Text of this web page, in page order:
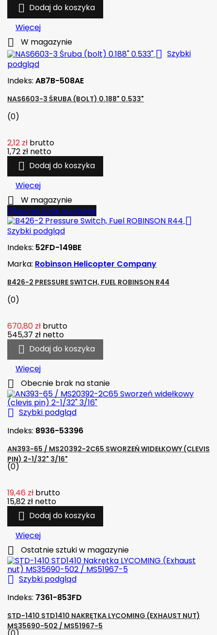
 Dodaj do koszyka
Więcej
 W magazynie
 Szybki
podgląd
Indeks: AB7B-508AE
NAS6603-3 ŚRUBA (BOLT) 0.188" 0.533"
(0)
2,12 zł brutto
1,72 zł netto
 Dodaj do koszyka
Więcej

W magazynie
Obecnie brak na stanie

Szybki podgląd
Indeks: 52FD-149BE
Marka: Robinson Helicopter Company
B426-2 PRESSURE SWITCH, FUEL ROBINSON R44
(0)
670,80 zł brutto
545,37 zł netto
 Dodaj do koszyka
Więcej
 Obecnie brak na stanie
 Szybki podgląd
Indeks: 8936-53396
AN393-65 / MS20392-2C65 SWORZEŃ WIDEŁKOWY (CLEVIS
PIN) 2-1/32" 3/16"
(0)
19,46 zł brutto
15,82 zł netto
 Dodaj do koszyka
Więcej
 Ostatnie sztuki w magazynie
 Szybki podgląd
Indeks: 7361-853FD
STD-1410 STD1410 NAKRĘTKA LYCOMING (EXHAUST NUT)
MS35690-502 / MS51967-5